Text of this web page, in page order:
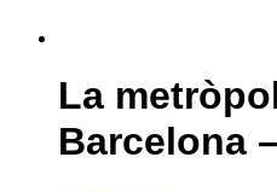
La
Barcelona